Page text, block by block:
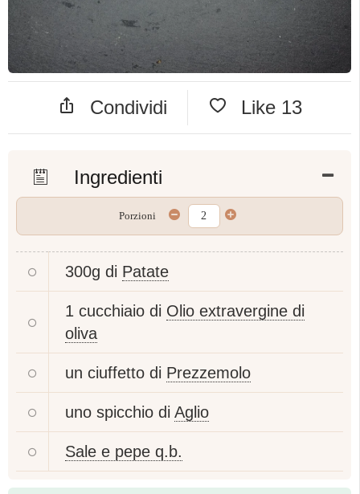
Condividi Like 13
Ingredienti
Porzioni
300g di Patate
1 cucchiaio di Olio extravergine di
oliva
un ciuffetto di Prezzemolo
uno spicchio di Aglio
Sale e pepe q.b.